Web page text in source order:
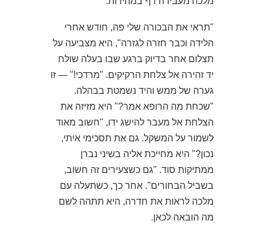
"תראי את הבכורה שלי פה, חודש אחרי
הלידה וכבר חזרה לגזרה", היא מצביעה על
תצלום אחר בדיוק ברגע שבו בעלה שולח
יד זהירה אל צלחת הרקיקים. "מרדכי!" — זו
גערה של ממש והיד נשמטת בבהלה.
"שכחת מה הרופא אמר?" היא מזיזה את
הצלחת אל מעבר להישג ידו, "חשוב מאוד
לשמור על המשקל. גם את תסכימי איתי,
נכון?" היא מחייכת אליה בשיני נברן
ממתיקות סוד. "גם כשצעירים זה חשוב,
בשביל הבחורים". אחר כך, כשתעלה עם
מלכה לראות את חדרה, היא תתהה לשם
מה הובאה לכאן.